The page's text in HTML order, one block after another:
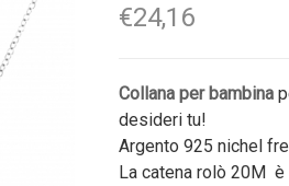
€24,16
Collana per bambina
desideri tu!
Argento 925 nichel
La catena rolò 20M